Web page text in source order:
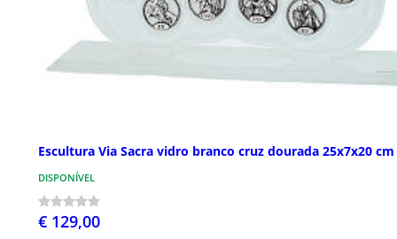
Escultura Via Sacra vidro branco cruz dourada 25x7x20 cm
DISPONÍVEL
€ 129,00